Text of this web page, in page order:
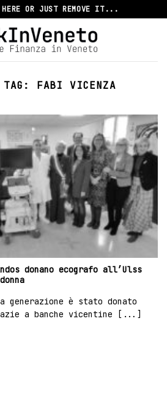
HERE OR JUST REMOVE IT...
TAG: FABI VICENZA
donano ecografo all’Ulss
generazione è stato donato
a banche vicentine [...]